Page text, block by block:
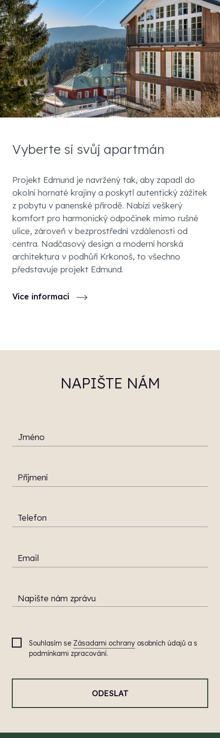
Vyberte si svůj apartmán
Projekt Edmund je navržený tak, aby zapadl do
okolní hornaté krajiny a poskytl autentický zážitek
z pobytu v panenské přírodě. Nabízí veškerý
komfort pro harmonický odpočinek mimo rušné
ulice, zároveň v bezprostřední vzdálenosti od
centra. Nadčasový design a moderní horská
architektura v podhůří Krkonoš, to všechno
představuje projekt Edmund.
Více informací
NAPIŠTE NÁM
Jméno
Příjmení
Telefon
Email
Napište nám zprávu
Souhlasím se Zásadami ochrany osobních údajů a s
podmínkami zpracování.
ODESLAT